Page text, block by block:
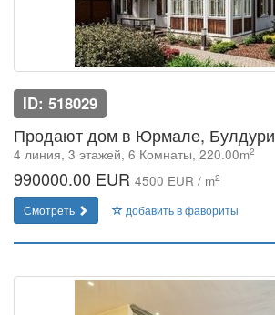
ID: 518029
Продают дом в Юрмале, Булдури
4 линия, 3 этажей, 6 Комнаты, 220.00m2
990000.00 EUR 4500 EUR / m2
Смотреть добавить в фавориты